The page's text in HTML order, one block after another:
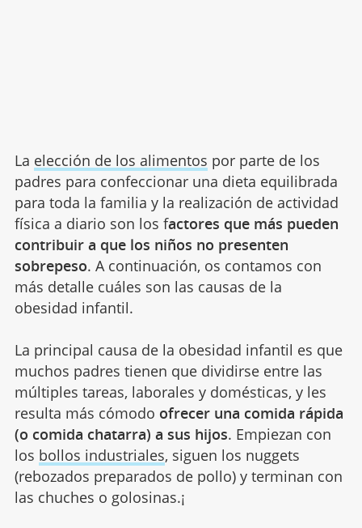
La elección de los alimentos por parte de los
padres para confeccionar una dieta equilibrada
para toda la familia y la realización de actividad
física a diario son los factores que más pueden
contribuir a que los niños no presenten
sobrepeso. A continuación, os contamos con
más detalle cuáles son las causas de la
obesidad infantil.
La principal causa de la obesidad infantil es que
muchos padres tienen que dividirse entre las
múltiples tareas, laborales y domésticas, y les
resulta más cómodo ofrecer una comida rápida
(o comida chatarra) a sus hijos. Empiezan con
los bollos industriales, siguen los nuggets
(rebozados preparados de pollo) y terminan con
las chuches o golosinas.¡